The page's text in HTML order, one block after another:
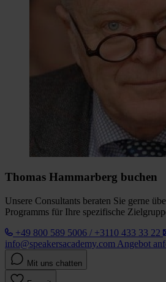
Thomas Hammarberg buchen
Unsere Consultants beraten Sie gerne
Programms für Ihre spezifische
+49 800 589 5006 / +3110 433 33 22
info@speakersacademy.com Angebot
Mit uns chatten